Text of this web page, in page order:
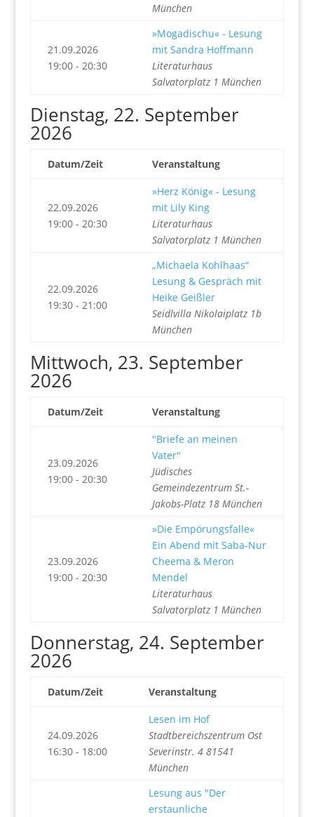
München
21.09.2026
19:00 - 20:30
»Mogadischu« - Lesung
mit Sandra Hoffmann
Literaturhaus
Salvatorplatz 1 München
Dienstag, 22. September
2026
Datum/Zeit Veranstaltung
22.09.2026
19:00 - 20:30
»Herz König« - Lesung
mit Lily King
Literaturhaus
Salvatorplatz 1 München
22.09.2026
19:30 - 21:00
„Michaela Kohlhaas“
Lesung & Gespräch mit
Heike Geißler
Seidlvilla Nikolaiplatz 1b
München
Mittwoch, 23. September
2026
Datum/Zeit Veranstaltung
23.09.2026
19:00 - 20:30
"Briefe an meinen
Vater"
Jüdisches
Gemeindezentrum St.-
Jakobs-Platz 18 München
23.09.2026
19:00 - 20:30
»Die Empörungsfalle«
Ein Abend mit Saba-Nur
Cheema & Meron
Mendel
Literaturhaus
Salvatorplatz 1 München
Donnerstag, 24. September
2026
Datum/Zeit Veranstaltung
24.09.2026
16:30 - 18:00
Lesen im Hof
Stadtbereichszentrum Ost
Severinstr. 4 81541
München
Lesung aus "Der
erstaunliche